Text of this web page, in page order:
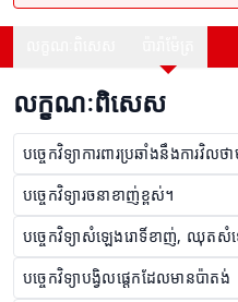
លក្ខណៈពិសេស
បច្ចេកវិទ្យាការពារប្រឆាំងនឹងការវិលថា
បច្ចេកវិទ្យារចនាខាញ់ខ្ពស់។
បច្ចេកវិទ្យាសំឡេងរោទិ៍ខាញ់, ឈុតសំ
បច្ចេកវិទ្យាបង្វិលផ្តេកដែលមានប៉ាតង់